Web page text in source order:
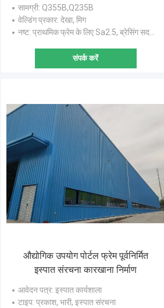
सामग्री: Q355B,Q235B
वेल्डिंग प्रकार: देखा, मिग
नष्ट: प्राथमिक फ्रेम के लिए Sa2.5, ब्रेसिंग सदस्यों के लिए St2.0
संपर्क करें
औद्योगिक उपयोग पोर्टल फ्रेम पूर्वनिर्मित
इस्पात संरचना कारखाना निर्माण
आवेदन पत्र: इस्पात कार्यशाला
टाइप: प्रकाश, भारी, इस्पात संरचना